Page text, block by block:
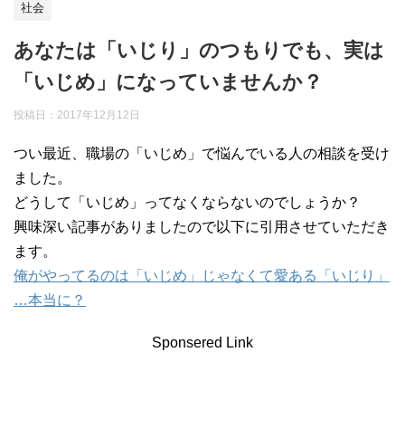
社会
あなたは「いじり」のつもりでも、実は
「いじめ」になっていませんか？
投稿日： 2017年12月12日
つい最近、職場の「いじめ」で悩んでいる人の相談を受け
ました。
どうして「いじめ」ってなくならないのでしょうか？
興味深い記事がありましたので以下に引用させていただき
ます。
俺がやってるのは「いじめ」じゃなくて愛ある「いじり」
…本当に？
Sponsered Link